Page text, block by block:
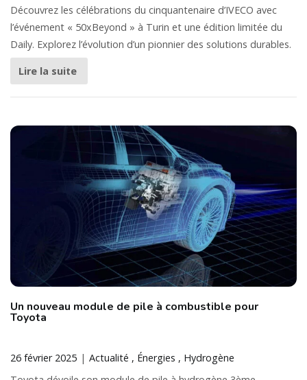
Découvrez les célébrations du cinquantenaire d’IVECO avec
l’événement « 50xBeyond » à Turin et une édition limitée du
Daily. Explorez l’évolution d’un pionnier des solutions durables.
Lire la suite
Un nouveau module de pile à combustible pour
Toyota
26 février 2025 Actualité Énergies
Hydrogène